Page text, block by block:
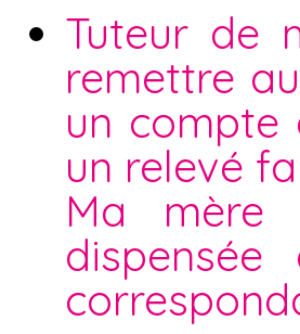
Tuteur de
remettre
un compte
un relevé
Ma mère